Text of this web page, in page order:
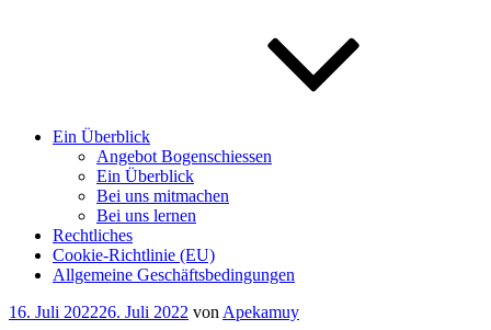
Ein Überblick
Angebot Bogenschiessen
Ein Überblick
Bei uns mitmachen
Bei uns lernen
Rechtliches
Cookie-Richtlinie (EU)
Allgemeine Geschäftsbedingungen
Veröffentlicht
16. Juli 202226. Juli 2022 von Apekamuy